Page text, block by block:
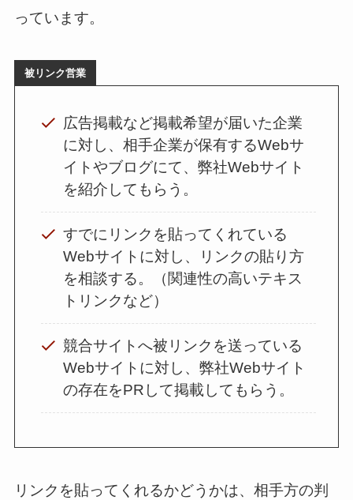
っています。
被リンク営業
広告掲載など掲載希望が届いた企業
に対し、相手企業が保有するWebサ
イトやブログにて、弊社Webサイト
を紹介してもらう。
すでにリンクを貼ってくれている
Webサイトに対し、リンクの貼り方
を相談する。（関連性の高いテキス
トリンクなど）
競合サイトへ被リンクを送っている
Webサイトに対し、弊社Webサイト
の存在をPRして掲載してもらう。
リンクを貼ってくれるかどうかは、相手方の判